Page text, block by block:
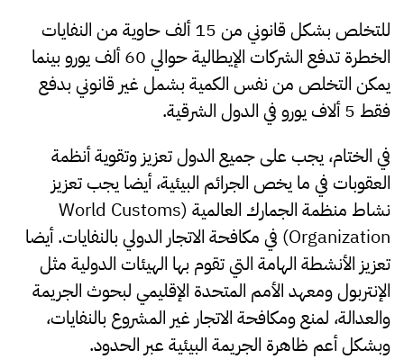
للتخلص بشكل قانوني من 15 ألف حاوية من النفايات
الخطرة تدفع الشركات الإيطالية حوالي 60 ألف يورو بينما
يمكن التخلص من نفس الكمية بشمل غير قانوني بدفع
فقط 5 ألاف يورو في الدول الشرقية.
في الختام، يجب على جميع الدول تعزيز وتقوية أنظمة
العقوبات في ما يخص الجرائم البيئية، أيضا يجب تعزيز
نشاط منظمة الجمارك العالمية (World Customs
Organization) في مكافحة الاتجار الدولي بالنفايات. أيضا
تعزيز الأنشطة الهامة التي تقوم بها الهيئات الدولية مثل
الإنتربول ومعهد الأمم المتحدة الإقليمي لبحوث الجريمة
والعدالة، لمنع ومكافحة الاتجار غير المشروع بالنفايات،
وبشكل أعم ظاهرة الجريمة البيئية عبر الحدود.